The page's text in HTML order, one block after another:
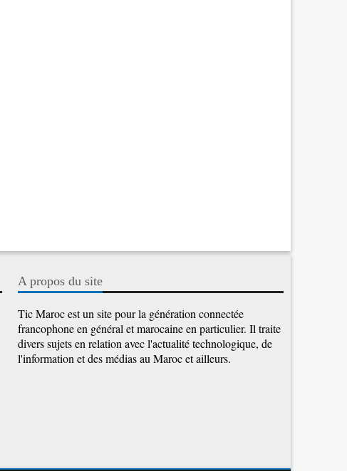
A propos du site
Tic Maroc est un site pour la génération connectée
francophone en général et marocaine en particulier. Il traite
divers sujets en relation avec l'actualité technologique, de
l'information et des médias au Maroc et ailleurs.